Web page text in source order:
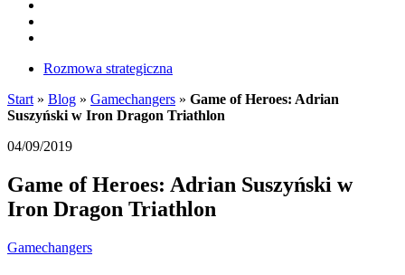
Rozmowa strategiczna
Start » Blog » Gamechangers » Game of Heroes: Adrian
Suszyński w Iron Dragon Triathlon
04/09/2019
Game of Heroes: Adrian Suszyński w
Iron Dragon Triathlon
Gamechangers